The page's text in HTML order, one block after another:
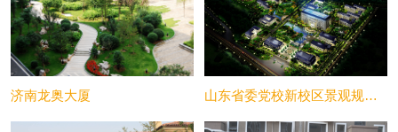
济南龙奥大厦 山东省委党校新校区景观规划设计